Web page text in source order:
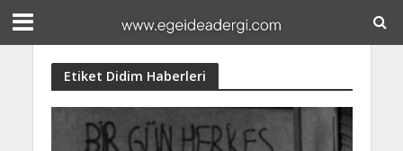
Etiket Didim Haberleri